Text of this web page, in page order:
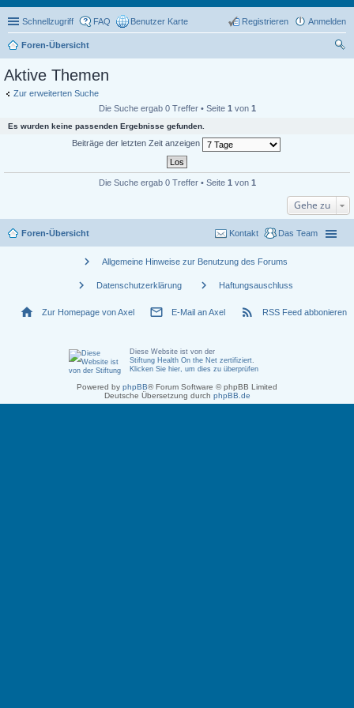
Schnellzugriff FAQ Benutzer Karte Anmelden
Registrieren
Foren-Übersicht
Aktive Themen
Zur erweiterten Suche
Die Suche ergab 0 Treffer • Seite 1 von 1
Es wurden keine passenden Ergebnisse gefunden.
Beiträge der letzten Zeit anzeigen
Die Suche ergab 0 Treffer • Seite 1 von 1
Gehe zu
Foren-Übersicht Das Team
Kontakt
chevron_right Allgemeine Hinweise zur Benutzung des Forums
chevron_right Datenschutzerklärung chevron_right Haftungsauschluss
home Zur Homepage von Axel mail_outline E-Mail an Axel rss_feed RSS Feed abbonieren
Diese Website ist von der
Stiftung Health On the Net zertifiziert
Klicken Sie hier, um dies zu überprüfen
Powered by phpBB® Forum Software © phpBB Limited
Deutsche Übersetzung durch phpBB.de